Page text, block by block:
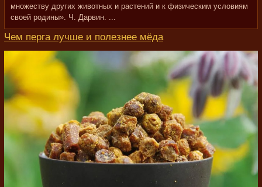
множеству других животных и растений и к физическим условиям
своей родины». Ч. Дарвин. ...
Чем перга лучше и полезнее мёда